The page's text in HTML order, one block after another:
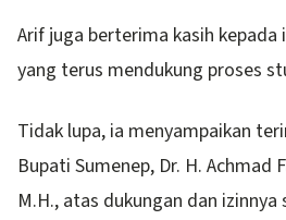
Arif juga berterima kasih kepada
yang terus mendukung proses
Tidak lupa, ia menyampaikan
Bupati Sumenep, Dr. H. Achmad
M.H., atas dukungan dan